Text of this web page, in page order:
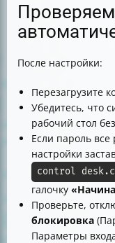
После настройки:
Перезагрузите
Убедитесь, что
рабочий стол
Если пароль
настройки
control
галочку
Проверьте,
блокировка
Параметры